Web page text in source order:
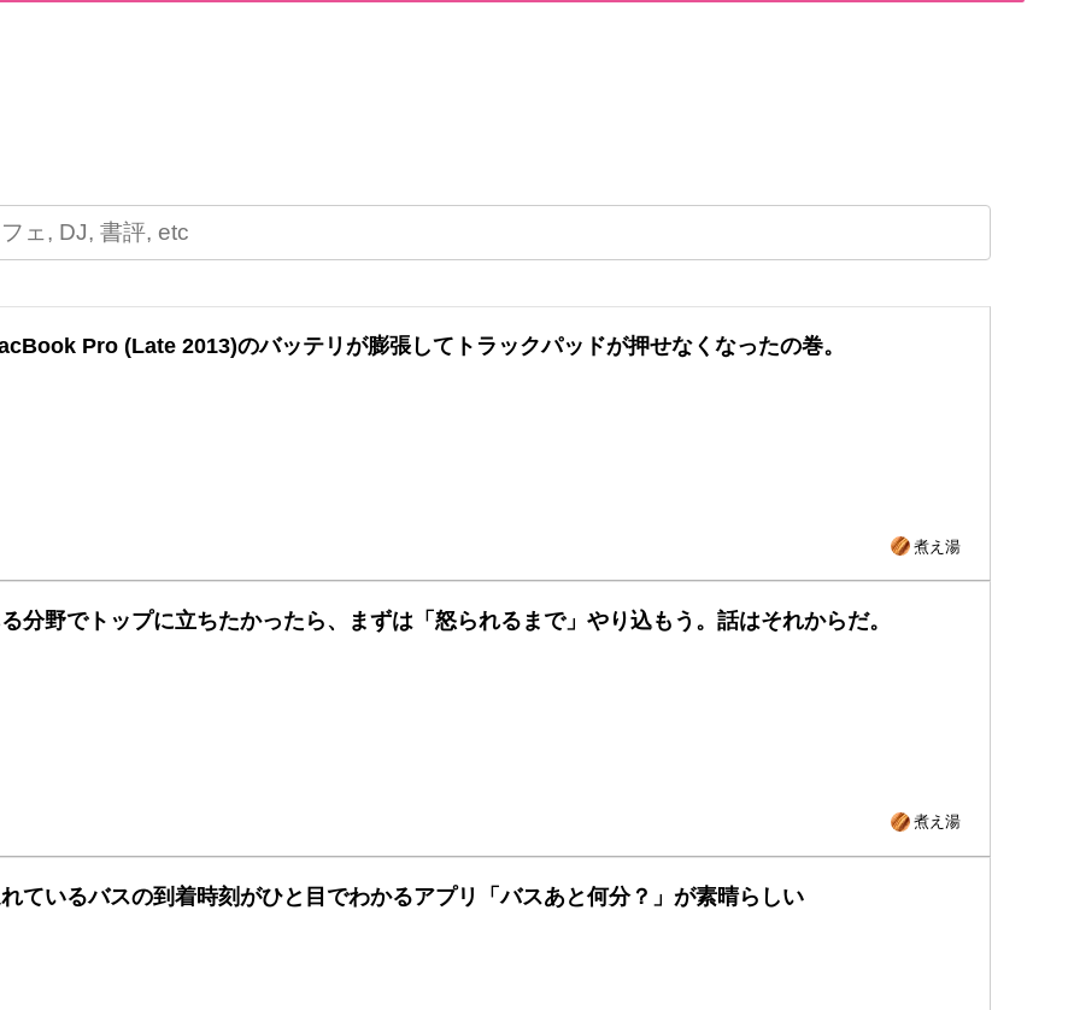
Pro (Late 2013)のバッテリが膨張してトラックパッドが押せなくなったの巻。
煮え湯
分野でトップに立ちたかったら、まずは「怒られるまで」やり込もう。話はそれからだ。
煮え湯
ているバスの到着時刻がひと目でわかるアプリ「バスあと何分？」が素晴らしい